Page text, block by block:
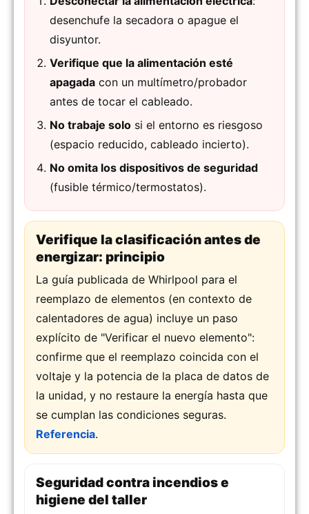
desenchufe la secadora o apague el
disyuntor.
Verifique que la alimentación esté
apagada con un multímetro/probador
antes de tocar el cableado.
No trabaje solo si el entorno es riesgoso
(espacio reducido, cableado incierto).
No omita los dispositivos de seguridad
(fusible térmico/termostatos).
Verifique la clasificación antes de
energizar: principio
La guía publicada de Whirlpool para el
reemplazo de elementos (en contexto de
calentadores de agua) incluye un paso
explícito de "Verificar el nuevo elemento":
confirme que el reemplazo coincida con el
voltaje y la potencia de la placa de datos de
la unidad, y no restaure la energía hasta que
se cumplan las condiciones seguras.
Referencia.
Seguridad contra incendios e
higiene del taller